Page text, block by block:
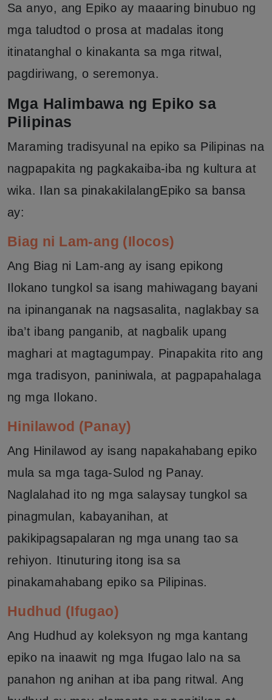
Sa anyo, ang Epiko ay maaaring binubuo ng
mga taludtod o prosa at madalas itong
itinatanghal o kinakanta sa mga ritwal,
pagdiriwang, o seremonya.
Mga Halimbawa ng Epiko sa
Pilipinas
Maraming tradisyunal na epiko sa Pilipinas na
nagpapakita ng pagkakaiba-iba ng kultura at
wika. Ilan sa pinakakilalangEpiko sa bansa
ay:
Biag ni Lam-ang (Ilocos)
Ang Biag ni Lam-ang ay isang epikong
Ilokano tungkol sa isang mahiwagang bayani
na ipinanganak na nagsasalita, naglakbay sa
iba’t ibang panganib, at nagbalik upang
maghari at magtagumpay. Pinapakita rito ang
mga tradisyon, paniniwala, at pagpapahalaga
ng mga Ilokano.
Hinilawod (Panay)
Ang Hinilawod ay isang napakahabang epiko
mula sa mga taga-Sulod ng Panay.
Naglalahad ito ng mga salaysay tungkol sa
pinagmulan, kabayanihan, at
pakikipagsapalaran ng mga unang tao sa
rehiyon. Itinuturing itong isa sa
pinakamahabang epiko sa Pilipinas.
Hudhud (Ifugao)
Ang Hudhud ay koleksyon ng mga kantang
epiko na inaawit ng mga Ifugao lalo na sa
panahon ng anihan at iba pang ritwal. Ang